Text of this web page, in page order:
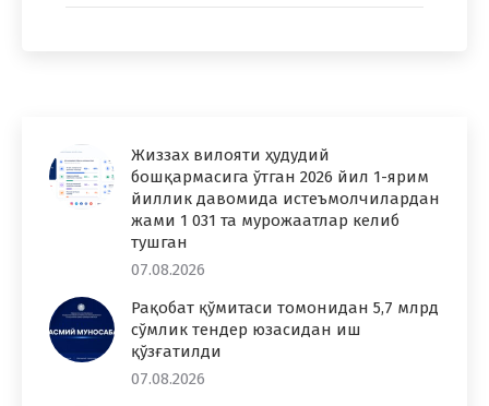
Жиззах вилояти ҳудудий
бошқармасига ўтган 2026 йил 1-ярим
йиллик давомида истеъмолчилардан
жами 1 031 та мурожаатлар келиб
тушган
07.08.2026
Рақобат қўмитаси томонидан 5,7 млрд
сўмлик тендер юзасидан иш
қўзғатилди
07.08.2026